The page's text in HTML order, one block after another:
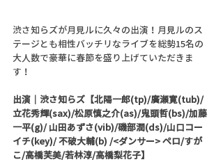
渋さ知らズが月見ルに久々の出演！月見ルのス
テージとも相性バッチリなライブを総勢15名の
大人数で豪華に春節を盛り上げていただきま
す！
出演｜ 渋さ知らズ【北陽一郎(tp)/廣瀬寛(tub)/
立花秀輝(sax)/松原慎之介(as)/鬼頭哲(bs)/加藤
一平(g)/ 山田あずさ(vib)/磯部潤(ds)/山口コー
イチ(key)/ 不破大輔(b) /<ダンサー> ペロ/すが
こ/高橋芙美/若林淳/高橋梨花子】